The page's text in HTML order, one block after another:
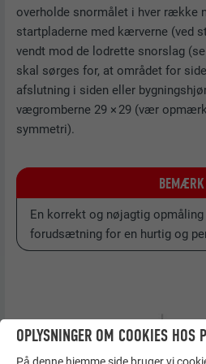
overholde snormålet i hver række
startpladerne med kærverne (ved
vendt mod de lodrette snorslag
skal sørges for, at området for
afslutning i siden eller
vægromberne 29 × 29 (vær
symmetri).
BEMÆRK
En korrekt og nøjagtig
forudsætning for en hurtig og
OPLYSNINGER OM COOKIES HOS